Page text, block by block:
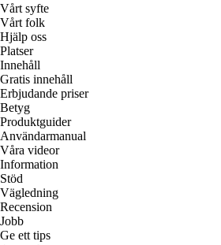
Vårt syfte
Vårt folk
Hjälp oss
Platser
Innehåll
Gratis innehåll
Erbjudande priser
Betyg
Produktguider
Användarmanual
Våra videor
Information
Stöd
Vägledning
Recension
Jobb
Ge ett tips